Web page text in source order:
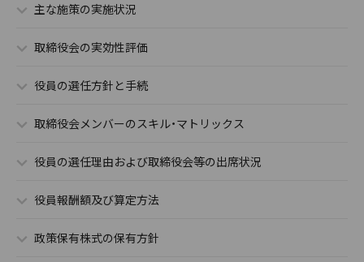
主な施策の実施状況
取締役会の実効性評価
役員の選任方針と手続
取締役会メンバーのスキル・マトリックス
役員の選任理由および取締役会等の出席状況
役員報酬額及び算定方法
政策保有株式の保有方針